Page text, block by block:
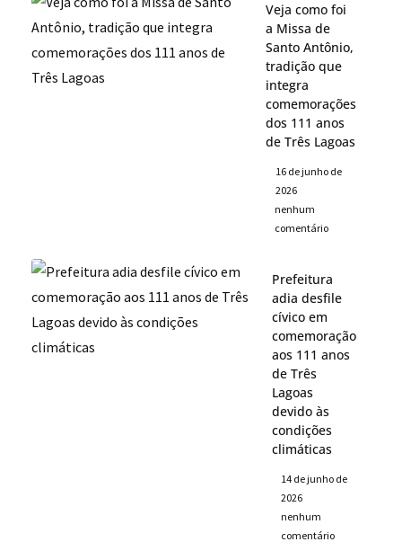
Veja como foi
a Missa de
Santo Antônio,
tradição que
integra
comemorações
dos 111 anos
de Três Lagoas
16 de junho de
2026
nenhum
comentário
Prefeitura
adia desfile
cívico em
comemoração
aos 111 anos
de Três
Lagoas
devido às
condições
climáticas
14 de junho de
2026
nenhum
comentário